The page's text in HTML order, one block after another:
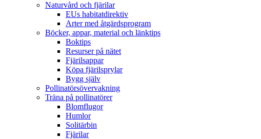
Naturvård och fjärilar
EUs habitatdirektiv
Arter med åtgärdsprogram
Böcker, appar, material och länktips
Boktips
Resurser på nätet
Fjärilsappar
Köpa fjärilsprylar
Bygg själv
Pollinatörsövervakning
Träna på pollinatörer
Blomflugor
Humlor
Solitärbin
Fjärilar